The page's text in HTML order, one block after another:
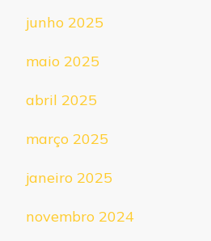
junho 2025
maio 2025
abril 2025
março 2025
janeiro 2025
novembro 2024